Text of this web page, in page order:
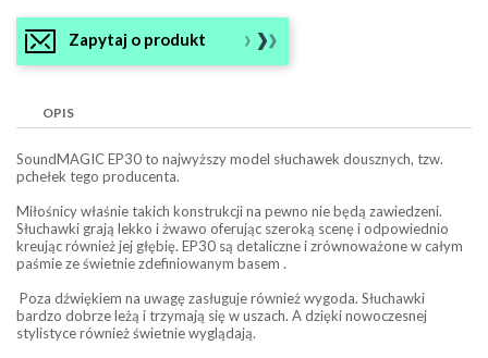
Zapytaj o produkt
OPIS
SoundMAGIC EP30 to najwyższy model słuchawek dousznych, tzw.
pchełek tego producenta.
Miłośnicy właśnie takich konstrukcji na pewno nie będą zawiedzeni.
Słuchawki grają lekko i żwawo oferując szeroką scenę i odpowiednio
kreując również jej głębię. EP30 są detaliczne i zrównoważone w całym
paśmie ze świetnie zdefiniowanym basem .
Poza dźwiękiem na uwagę zasługuje również wygoda. Słuchawki
bardzo dobrze leżą i trzymają się w uszach. A dzięki nowoczesnej
stylistyce również świetnie wyglądają.